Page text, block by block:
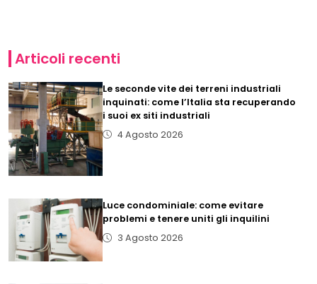
Articoli recenti
Le seconde vite dei terreni industriali
inquinati: come l’Italia sta recuperando
i suoi ex siti industriali
4 Agosto 2026
Luce condominiale: come evitare
problemi e tenere uniti gli inquilini
3 Agosto 2026